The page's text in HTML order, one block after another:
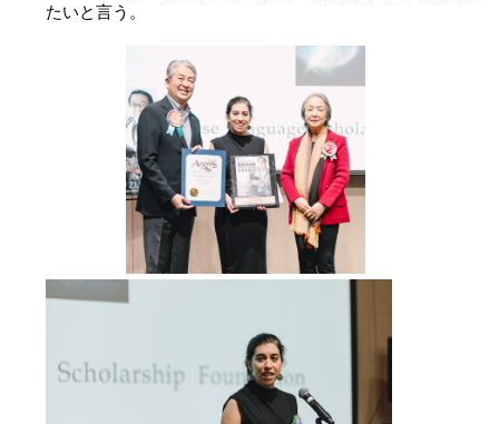
2016 Winners
2014 Winners
2014 Results
たいと言う。